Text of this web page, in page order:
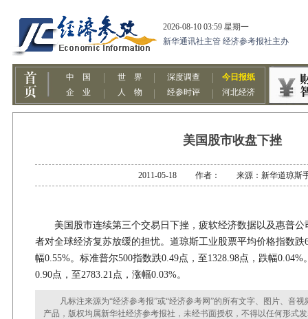
美国股市收盘下挫
2011-05-18 作者： 来源：新华道琼斯
美国股市连续第三个交易日下挫，疲软经济数据以及惠普公
者对全球经济复苏放缓的担忧。道琼斯工业股票平均价格指数跌
幅0.55%。标准普尔500指数跌0.49点，至1328.98点，跌幅
0.90点，至2783.21点，涨幅0.03%。
凡标注来源为“经济参考报”或“经济参考网”的所有文字、图片、音视
产品，版权均属新华社经济参考报社，未经书面授权，不得以任何形式